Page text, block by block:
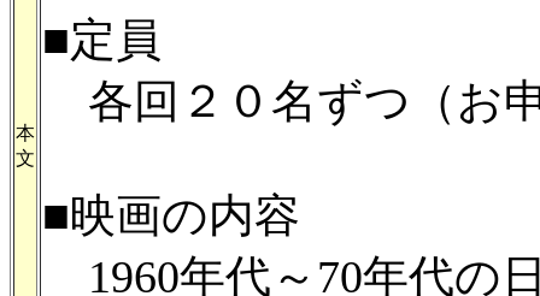
本
文
■定員
各回２０名ずつ（お
■映画の内容
1960年代～70年代の